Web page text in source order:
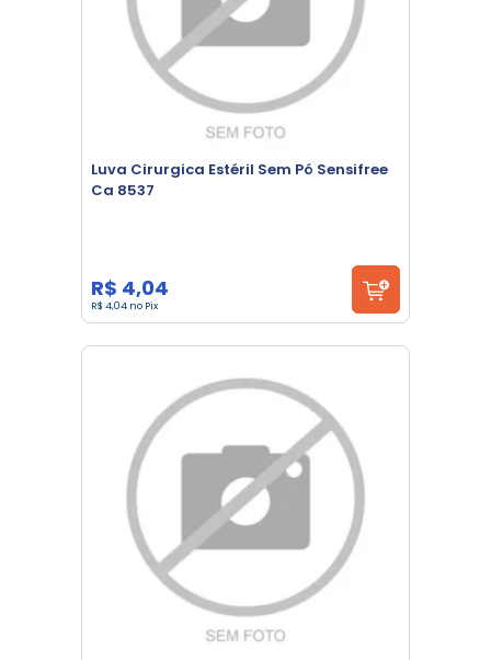
Luva Cirurgica Estéril Sem Pó Sensifree
Ca 8537
R$ 4,04
R$ 4,04 no Pix